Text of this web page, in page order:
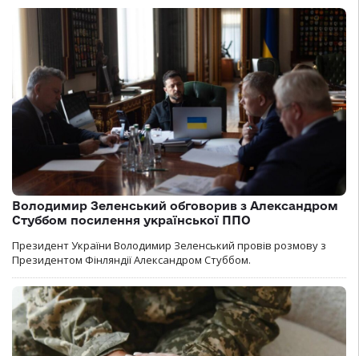
Володимир Зеленський обговорив з Александром
Стуббом посилення української ППО
Президент України Володимир Зеленський провів розмову з
Президентом Фінляндії Александром Стуббом.